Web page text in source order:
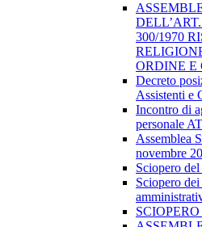
300/1970
ORDINE E
Decreto
Assistenti e
Incontro di
personale
Assemblea
novembre
Sciopero
Sciopero